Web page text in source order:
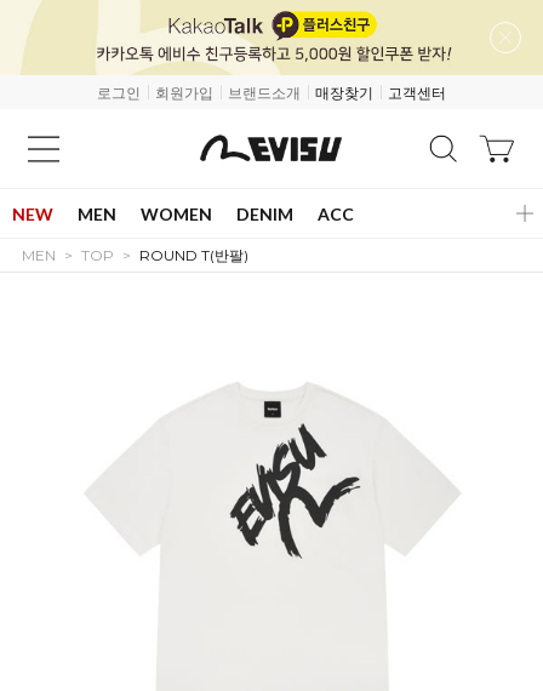
로그인 회원가입 브랜드소개 매장찾기 고객센터
NEW MEN WOMEN DENIM ACC
MEN TOP ROUND T(반팔)